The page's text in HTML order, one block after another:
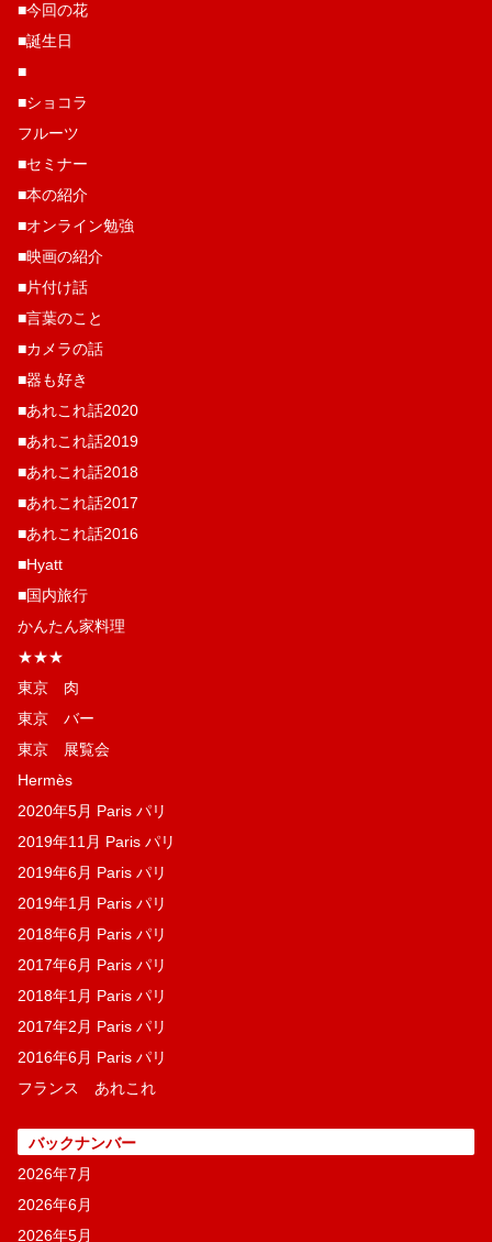
■今回の花
■誕生日
■
■ショコラ
フルーツ
■セミナー
■本の紹介
■オンライン勉強
■映画の紹介
■片付け話
■言葉のこと
■カメラの話
■器も好き
■あれこれ話2020
■あれこれ話2019
■あれこれ話2018
■あれこれ話2017
■あれこれ話2016
■Hyatt
■国内旅行
かんたん家料理
★★★
東京 肉
東京 バー
東京 展覧会
Hermès
2020年5月 Paris パリ
2019年11月 Paris パリ
2019年6月 Paris パリ
2019年1月 Paris パリ
2018年6月 Paris パリ
2017年6月 Paris パリ
2018年1月 Paris パリ
2017年2月 Paris パリ
2016年6月 Paris パリ
フランス あれこれ
バックナンバー
2026年7月
2026年6月
2026年5月